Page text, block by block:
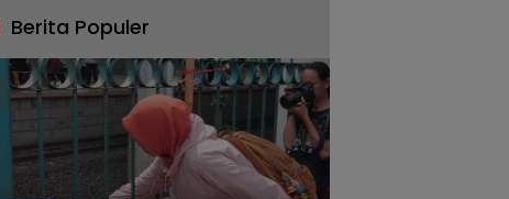
Berita Populer